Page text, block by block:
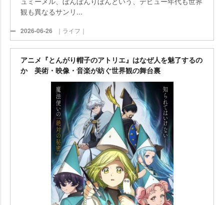
観も異なるサンリ...
2026-06-26 ｜ライフ｜
アニメ『とんがり帽子のアトリエ』はなぜ人を魅了するの
か 美術・映像・音楽が紡ぐ世界観の舞台裏